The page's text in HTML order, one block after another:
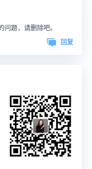
题，请删除吧。
回复